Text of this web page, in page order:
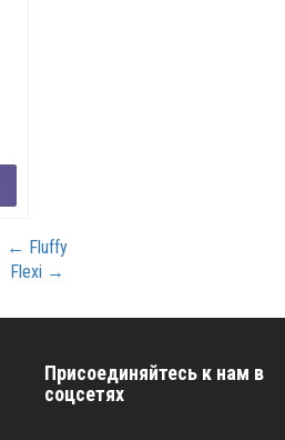
← Fluffy
Flexi →
Присоединяйтесь к нам в
соцсетях